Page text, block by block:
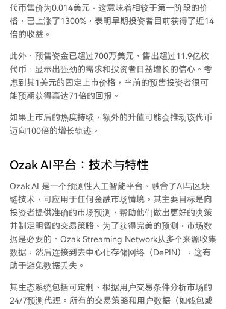
代币售价为0.014美元。这意味着相较于第一阶段的价
格，已上涨了1300%，表明早期投资者目前获得了近14
倍的收益。
此外，预售资金已超过700万美元，售出超过11.9亿枚
代币，显示出强劲的需求和投资者日益增长的信心。考
虑到其1美元的固定上市价格，当前的预售投资者很可
能预期获得高达71倍的回报。
如果上市后的热度持续，额外的升值可能会推动该代币
迈向100倍的增长轨迹。
Ozak AI平台：技术与特性
Ozak AI 是一个预测性人工智能平台，融合了AI与区块
链技术，可应用于任何金融市场情境。其主要目标是向
投资者提供准确的市场预测，帮助他们做出更好的决策
并制定明智的交易策略。为了获得完美的预测，市场数
据是必要的。Ozak Streaming Network从多个来源收集
数据，然后连接到去中心化存储网络（DePIN），这有
助于避免数据丢失。
其生态系统包括可定制、根据用户交易条件分析市场的
24/7预测代理。所有的交易策略和用户数据（如钱包或